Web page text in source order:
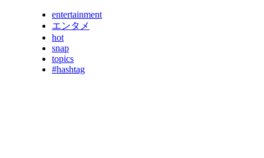
entertainment
エンタメ
hot
snap
topics
#hashtag